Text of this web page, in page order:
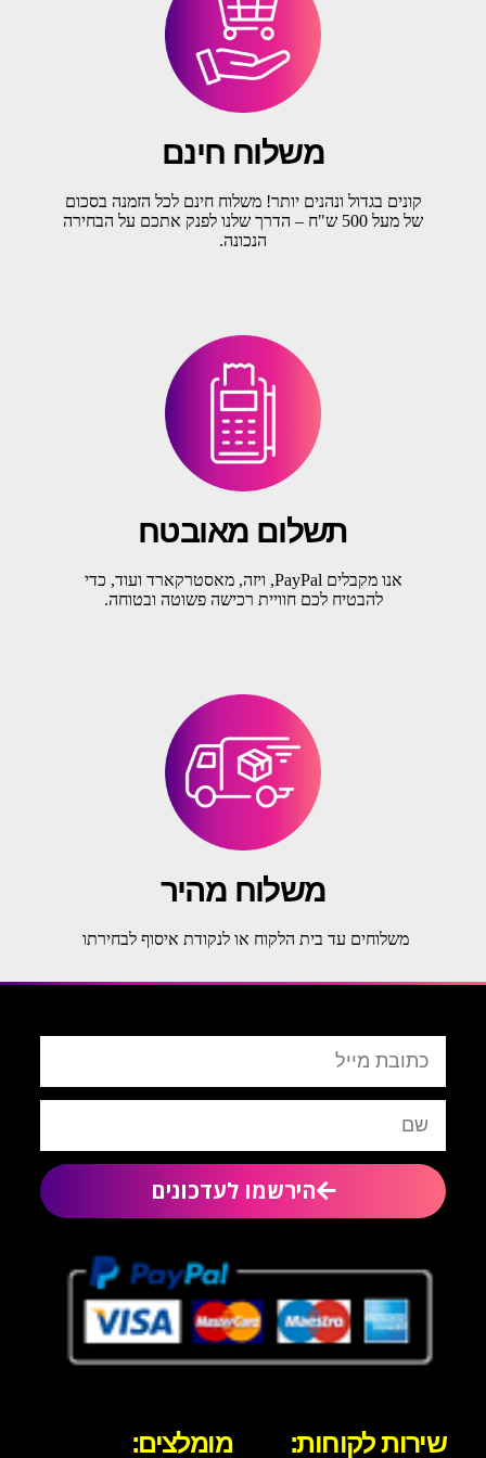
משלוח חינם
קונים בגדול ונהנים יותר! משלוח חינם לכל הזמנה בסכום
של מעל 500 ש"ח – הדרך שלנו לפנק אתכם על הבחירה
הנכונה.
תשלום מאובטח
אנו מקבלים PayPal, ויזה, מאסטרקארד ועוד, כדי
להבטיח לכם חוויית רכישה פשוטה ובטוחה.
משלוח מהיר
משלוחים עד בית הלקוח או לנקודת איסוף לבחירתו
הירשמו לעדכונים
שירות לקוחות: מומלצים: